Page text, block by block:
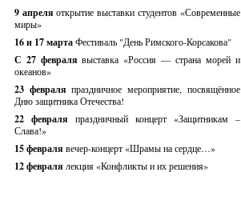
9 апреляоткрытие выставки студентов «Современные
миры»
16 и 17 мартаФестиваль "День Римского-Корсакова"
С 27 февралявыставка «Россия — страна морей и
океанов»
23 февраляпраздничное мероприятие, посвящённое
Дню защитника Отечества!
22 февраля праздничный концерт «Защитникам –
Слава!»
15 февраля вечер-концерт «Шрамы на сердце…»
12 февраля лекция «Конфликты и их решения»